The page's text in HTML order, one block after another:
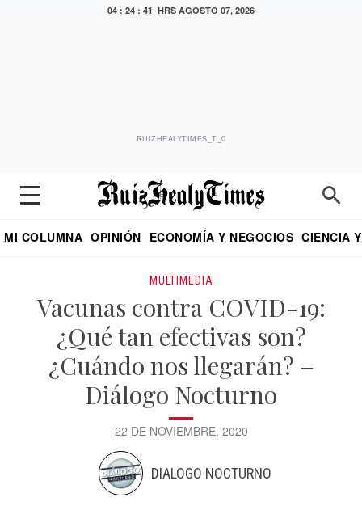
04 : 24 : 41 HRS AGOSTO 07, 2026
RUIZHEALYTIMES_T_0
MI COLUMNA OPINIÓN ECONOMÍA Y NEGOCIOS CIENCIA
MULTIMEDIA
Vacunas contra COVID-19:
¿Qué tan efectivas son?
¿Cuándo nos llegarán? –
Diálogo Nocturno
22 DE NOVIEMBRE, 2020
DIALOGO NOCTURNO